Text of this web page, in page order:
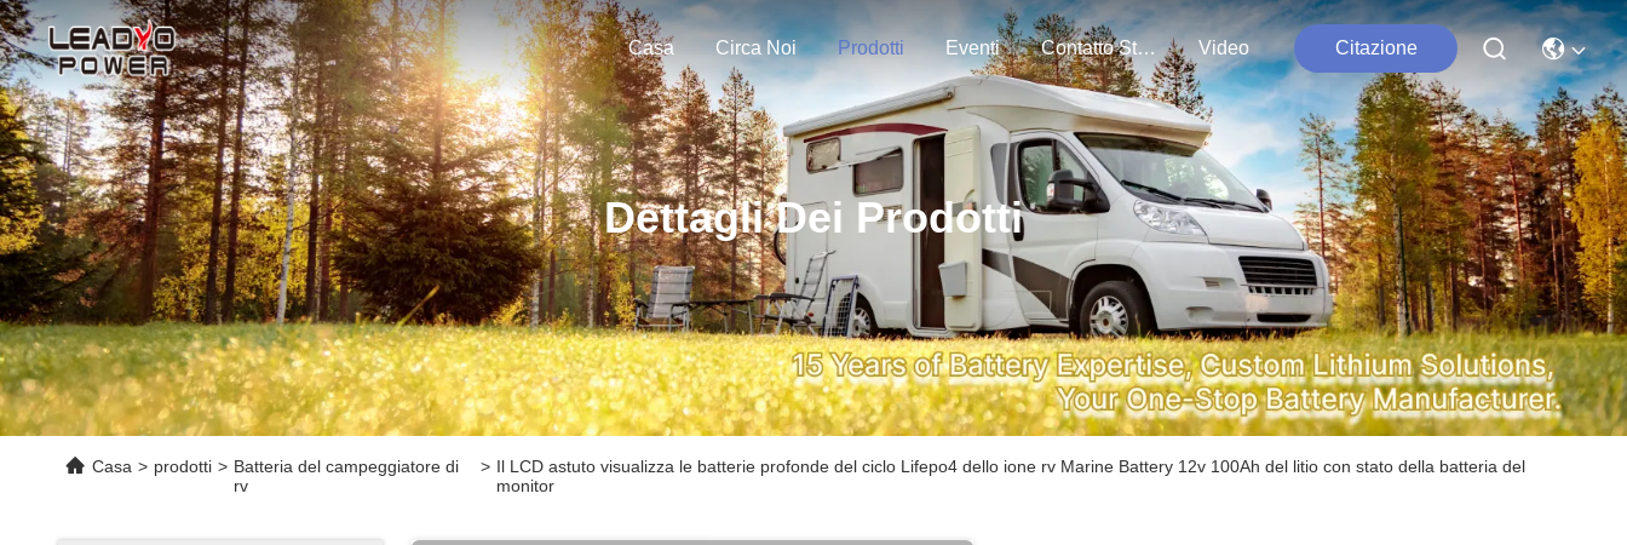
Casa Circa Noi Prodotti Eventi Contatto Stati Uniti Video Citazione
Dettagli Dei Prodotti
Casa > prodotti > Batteria del campeggiatore di
rv
> Il LCD astuto visualizza le batterie profonde del ciclo Lifepo4 dello ione rv Marine Battery 12v 100Ah del litio con stato della batteria del
monitor